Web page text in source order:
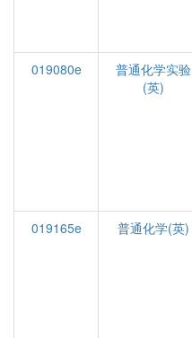
019080e
普通化学实验
(英)
019165e
普通化学(英)